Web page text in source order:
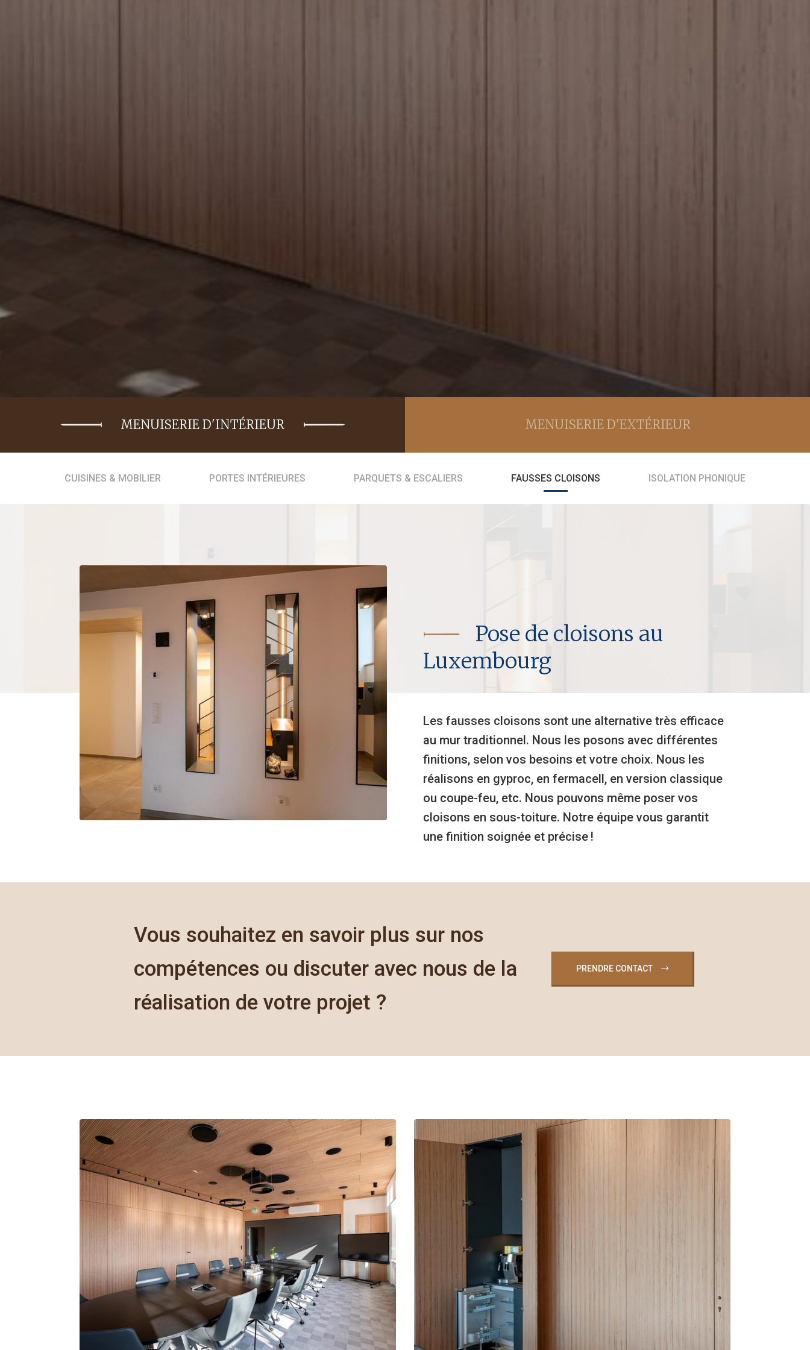
MENUISERIE D'INTÉRIEUR MENUISERIE D'EXTÉRIEUR
CUISINES & MOBILIER PORTES INTÉRIEURES PARQUETS & ESCALIERS FAUSSES CLOISONS ISOLATION PHONIQUE
Pose de cloisons au
Luxembourg
Les fausses cloisons sont une alternative très efficace
au mur traditionnel. Nous les posons avec différentes
finitions, selon vos besoins et votre choix. Nous les
réalisons en gyproc, en fermacell, en version classique
ou coupe-feu, etc. Nous pouvons même poser vos
cloisons en sous-toiture. Notre équipe vous garantit
une finition soignée et précise !
Vous souhaitez en savoir plus sur nos
compétences ou discuter avec nous de la
réalisation de votre projet ?
PRENDRE CONTACT